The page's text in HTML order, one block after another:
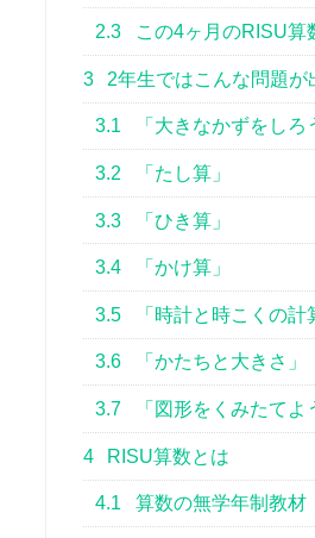
2.3 この4ヶ月のRISU算
3 2年生ではこんな問題が
3.1 「大きなかずをしろ
3.2 「たし算」
3.3 「ひき算」
3.4 「かけ算」
3.5 「時計と時こくの計
3.6 「かたちと大きさ」
3.7 「図形をくみたてよ
4 RISU算数とは
4.1 算数の無学年制教材